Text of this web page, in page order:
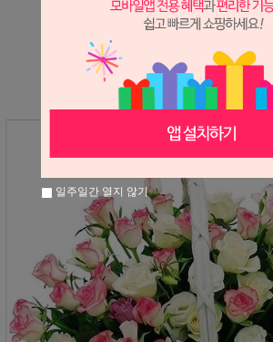
장미는 시세 변동에 따라 가격이 달라
문의 후 주문 바랍니다.
일주일간 열지 않기